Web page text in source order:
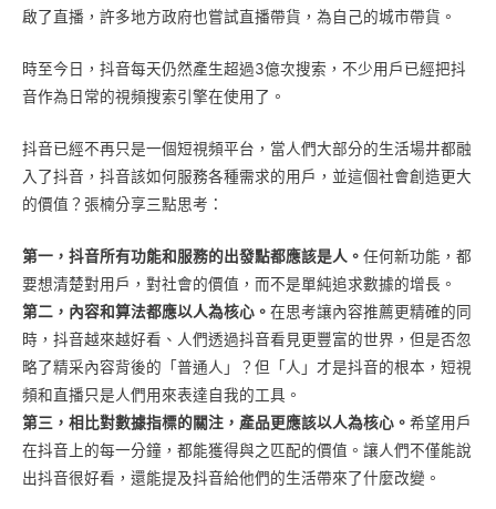
啟了直播，許多地方政府也嘗試直播帶貨，為自己的城市帶貨。
時至今日，抖音每天仍然產生超過3億次搜索，不少用戶已經把抖
音作為日常的視頻搜索引擎在使用了。
抖音已經不再只是一個短視頻平台，當人們大部分的生活場井都融
入了抖音，抖音該如何服務各種需求的用戶，並這個社會創造更大
的價值？張楠分享三點思考：
第一，抖音所有功能和服務的出發點都應該是人。 任何新功能，都
要想清楚對用戶，對社會的價值，而不是單純追求數據的增長。
第二，內容和算法都應以人為核心。 在思考讓內容推薦更精確的同
時，抖音越來越好看、人們透過抖音看見更豐富的世界，但是否忽
略了精采內容背後的「普通人」？但「人」才是抖音的根本，短視
頻和直播只是人們用來表達自我的工具。
第三，相比對數據指標的關注，產品更應該以人為核心。 希望用戶
在抖音上的每一分鐘，都能獲得與之匹配的價值。讓人們不僅能說
出抖音很好看，還能提及抖音給他們的生活帶來了什麼改變。